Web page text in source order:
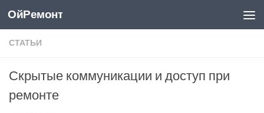
Перейти к содержимому
ОйРемонт
СТАТЬИ
Скрытые коммуникации и доступ при
ремонте